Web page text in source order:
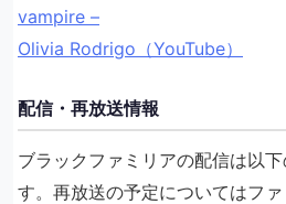
vampire –
Olivia Rodrigo（YouTube）
配信・再放送情報
ブラックファミリアの配信は以
す。再放送の予定についてはフ